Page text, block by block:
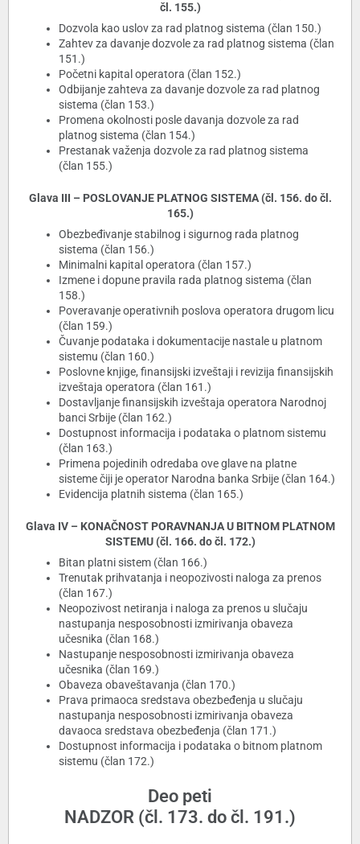
čl. 155.)
Dozvola kao uslov za rad platnog sistema (član 150.)
Zahtev za davanje dozvole za rad platnog sistema (član
151.)
Početni kapital operatora (član 152.)
Odbijanje zahteva za davanje dozvole za rad platnog
sistema (član 153.)
Promena okolnosti posle davanja dozvole za rad
platnog sistema (član 154.)
Prestanak važenja dozvole za rad platnog sistema
(član 155.)
Glava III – POSLOVANJE PLATNOG SISTEMA (čl. 156. do čl.
165.)
Obezbeđivanje stabilnog i sigurnog rada platnog
sistema (član 156.)
Minimalni kapital operatora (član 157.)
Izmene i dopune pravila rada platnog sistema (član
158.)
Poveravanje operativnih poslova operatora drugom licu
(član 159.)
Čuvanje podataka i dokumentacije nastale u platnom
sistemu (član 160.)
Poslovne knjige, finansijski izveštaji i revizija finansijskih
izveštaja operatora (član 161.)
Dostavljanje finansijskih izveštaja operatora Narodnoj
banci Srbije (član 162.)
Dostupnost informacija i podataka o platnom sistemu
(član 163.)
Primena pojedinih odredaba ove glave na platne
sisteme čiji je operator Narodna banka Srbije (član 164.)
Evidencija platnih sistema (član 165.)
Glava IV – KONAČNOST PORAVNANJA U BITNOM PLATNOM
SISTEMU (čl. 166. do čl. 172.)
Bitan platni sistem (član 166.)
Trenutak prihvatanja i neopozivosti naloga za prenos
(član 167.)
Neopozivost netiranja i naloga za prenos u slučaju
nastupanja nesposobnosti izmirivanja obaveza
učesnika (član 168.)
Nastupanje nesposobnosti izmirivanja obaveza
učesnika (član 169.)
Obaveza obaveštavanja (član 170.)
Prava primaoca sredstava obezbeđenja u slučaju
nastupanja nesposobnosti izmirivanja obaveza
davaoca sredstava obezbeđenja (član 171.)
Dostupnost informacija i podataka o bitnom platnom
sistemu (član 172.)
Deo peti
NADZOR (čl. 173. do čl. 191.)